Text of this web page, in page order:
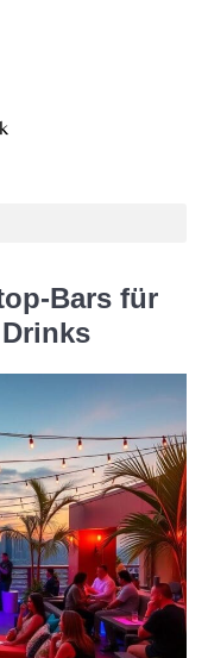
Bars für